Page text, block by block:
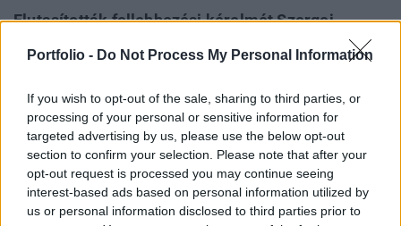
Portfolio - Do Not Process My Personal Information
If you wish to opt-out of the sale, sharing to third parties, or
processing of your personal or sensitive information for
targeted advertising by us, please use the below opt-out
section to confirm your selection. Please note that after your
opt-out request is processed you may continue seeing
interest-based ads based on personal information utilized by
us or personal information disclosed to third parties prior to
Elutasították fellebbezési kérelmét Szergej
Pugacsevnek, akit egykor Putyin bankáraként
tartottak számon. Azt akarta elérni, hogy 70 millió
dolláros vagyonát újra saját kézbe vehesse, de a
bírói ítélet most sem neki kedvezett - számolt be a
Financial Times.
Érvényben marad az a korábban hozott bírósági ítélet,
miszerint Szergej Pugacsev 2 milliárd dollár erejéig nem
férhet hozzá vagyonához. A korábbi orosz politikus a